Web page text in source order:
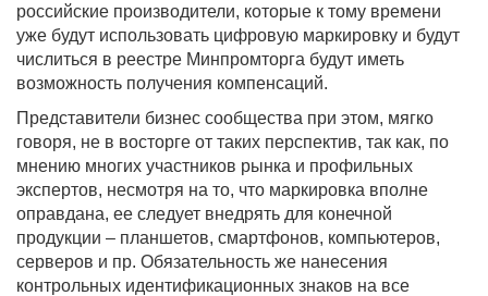
российские производители, которые к тому времени
уже будут использовать цифровую маркировку и будут
числиться в реестре Минпромторга будут иметь
возможность получения компенсаций.
Представители бизнес сообщества при этом, мягко
говоря, не в восторге от таких перспектив, так как, по
мнению многих участников рынка и профильных
экспертов, несмотря на то, что маркировка вполне
оправдана, ее следует внедрять для конечной
продукции – планшетов, смартфонов, компьютеров,
серверов и пр. Обязательность же нанесения
контрольных идентификационных знаков на все